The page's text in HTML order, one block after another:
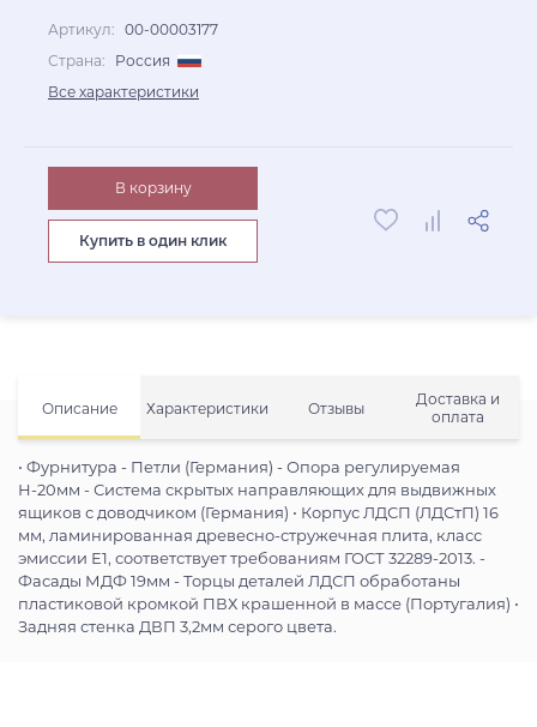
Описание Характеристики Отзывы
Доставка и
оплата
• Фурнитура - Петли (Германия) - Опора регулируемая
Н-20мм - Система скрытых направляющих для выдвижных
ящиков с доводчиком (Германия) • Корпус ЛДСП (ЛДСтП) 16
мм, ламинированная древесно-стружечная плита, класс
эмиссии Е1, соответствует требованиям ГОСТ 32289-2013. -
Фасады МДФ 19мм - Торцы деталей ЛДСП обработаны
пластиковой кромкой ПВХ крашенной в массе (Португалия) •
Задняя стенка ДВП 3,2мм серого цвета.
Артикул: 00-00003177
Страна:
Россия
Все характеристики
В корзину
Купить в один клик